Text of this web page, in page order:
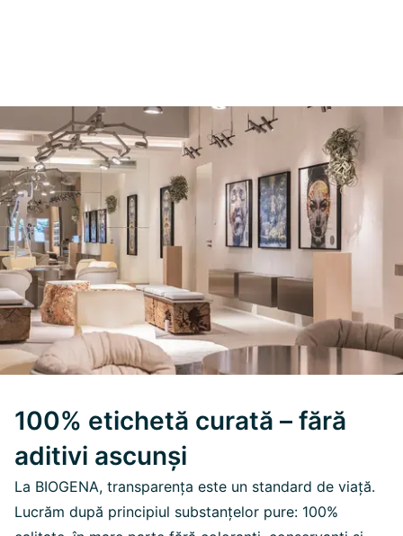
100% etichetă curată – fără
aditivi ascunși
La BIOGENA, transparența este un standard de viață.
Lucrăm după principiul substanțelor pure: 100%